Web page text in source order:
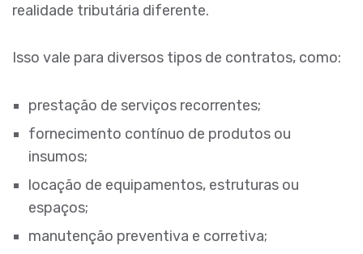
realidade tributária diferente.
Isso vale para diversos tipos de contratos, como:
prestação de serviços recorrentes;
fornecimento contínuo de produtos ou
insumos;
locação de equipamentos, estruturas ou
espaços;
manutenção preventiva e corretiva;